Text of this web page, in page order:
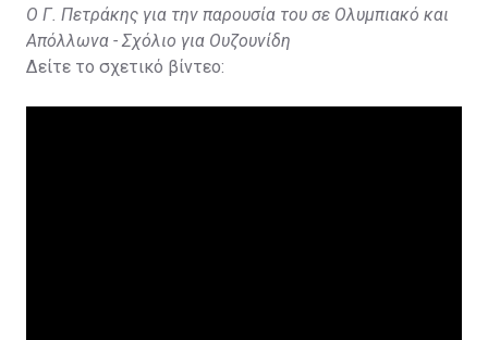
Ο Γ. Πετράκης για την παρουσία του σε Ολυμπιακό και
Απόλλωνα - Σχόλιο για Ουζουνίδη
Δείτε το σχετικό βίντεο: